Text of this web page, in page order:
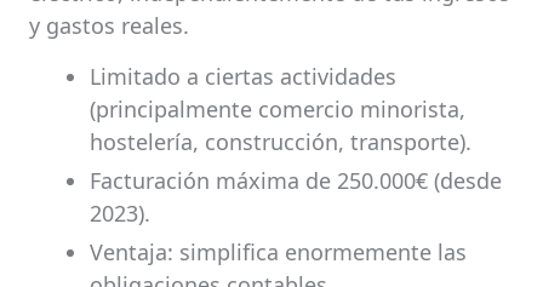
y gastos reales.
Limitado a ciertas actividades
(principalmente comercio minorista,
hostelería, construcción, transporte).
Facturación máxima de 250.000€ (desde
2023).
Ventaja: simplifica enormemente las